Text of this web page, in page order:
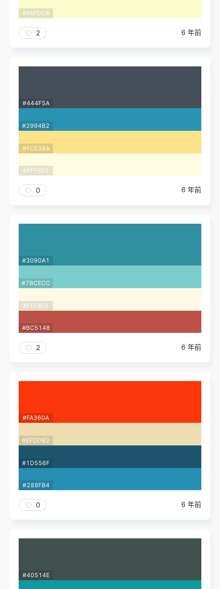
#FAFDCB
2 6 年前
#444F5A
#2994B2
#FCE38A
#FFFBE0
0 6 年前
#3090A1
#7BCECC
#FEF8E6
#BC5148
2 6 年前
#FA360A
#EFDDB2
#1D556F
#288FB4
0 6 年前
#40514E